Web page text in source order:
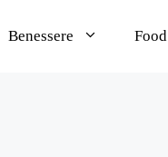
Benessere Food